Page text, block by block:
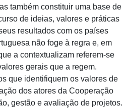
também constituir uma base de
de ideias, valores e práticas
resultados com os países
não foge à regra e, em
a contextualizam referem-se
gerais que a regem.
que identifiquem os valores de
dos atores da Cooperação
gestão e avaliação de projetos.